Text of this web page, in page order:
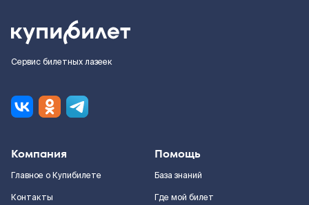
Сервис билетных лазеек
Компания
Главное о Купибилете
Контакты
Помощь
База знаний
Где мой билет